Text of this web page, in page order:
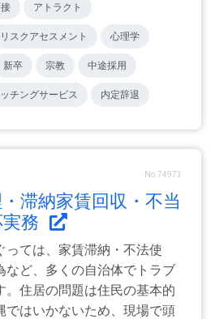
アトラクト
リスクアセスメント 心理学
新卒 宗教 中途採用
チングサービス 内定辞退
No.74973
滞納家賃回収・不当
務
っては、家賃滞納・不法使
など、多くの自治体でトラブ
。住居の問題は住民の基本的
ではいかないため、現場で頭